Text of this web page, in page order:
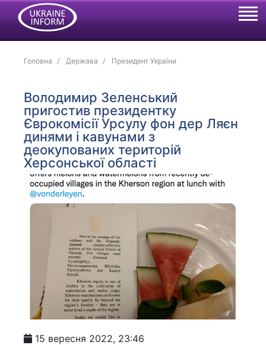
Головна Держава Президент України
Володимир Зеленський
пригостив президентку
Єврокомісії Урсулу фон дер Ляєн
динями і кавунами з
деокупованих територій
Херсонської області
15 вересня 2022, 23:46